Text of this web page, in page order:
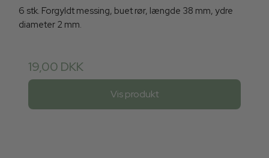
6 stk. Forgyldt messing, buet rør, længde 38 mm, ydre
diameter 2 mm.
19,00 DKK
Vis produkt